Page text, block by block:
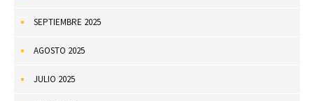
SEPTIEMBRE 2025
AGOSTO 2025
JULIO 2025